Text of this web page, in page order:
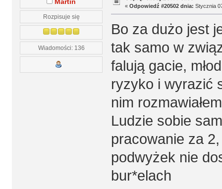
Martin
Rozpisuje się
Wiadomości: 136
« Odpowiedź #20502 dnia: Stycznia
Bo za dużo jest
tak samo w
falują gacie,
ryzyko i wyrazić
nim
Ludzie sobie
pracowanie za
podwyżek nie
bur*elach